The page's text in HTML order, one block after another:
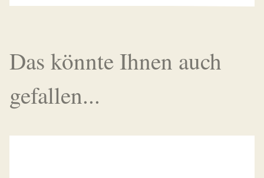
Das könnte Ihnen auch
gefallen...